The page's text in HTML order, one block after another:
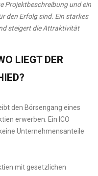
Projektbeschreibung und ein
den Erfolg sind. Ein starkes
steigert die Attraktivität
LIEGT DER
den Börsengang eines
erwerben. Ein ICO
Unternehmensanteile
mit gesetzlichen